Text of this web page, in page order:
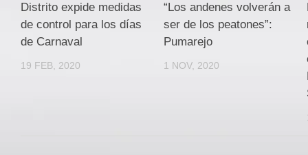
Distrito expide medidas
de control para los días
de Carnaval
19 FEB, 2020
“Los andenes volverán a
ser de los peatones”:
Pumarejo
1 NOV, 2020